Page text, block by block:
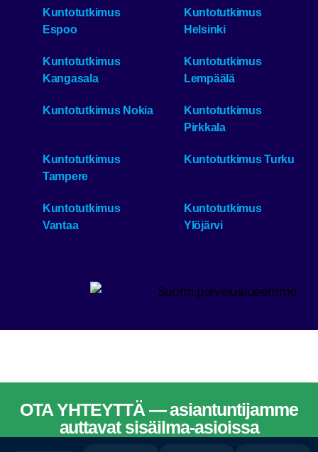
Kuntotutkimus
Espoo
Kuntotutkimus
Helsinki
Kuntotutkimus
Kangasala
Kuntotutkimus
Lempäälä
Kuntotutkimus Nokia
Kuntotutkimus
Pirkkala
Kuntotutkimus
Tampere
Kuntotutkimus Turku
Kuntotutkimus
Vantaa
Kuntotutkimus
Ylöjärvi
OTA YHTEYTTÄ — asiantuntijamme
auttavat sisäilma-asioissa